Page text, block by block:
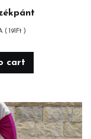
( 191 Ft )
cart